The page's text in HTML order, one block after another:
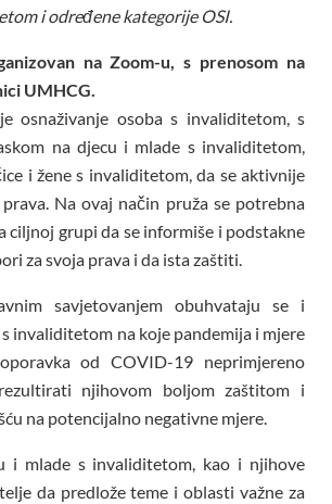
i određene kategorije OSI.
na Zoom-u, s prenosom na
UMHCG.
osnaživanje osoba s invaliditetom, s
na djecu i mlade s invaliditetom,
i žene s invaliditetom, da se aktivnije
Na ovaj način pruža se potrebna
ciljnoj grupi da se informiše i podstakne
za svoja prava i da ista zaštiti.
savjetovanjem obuhvataju se i
invaliditetom na koje pandemija i mjere
od COVID-19 neprimjereno
njihovom boljom zaštitom i
na potencijalno negativne mjere.
i mlade s invaliditetom, kao i njihove
da predlože teme i oblasti važne za